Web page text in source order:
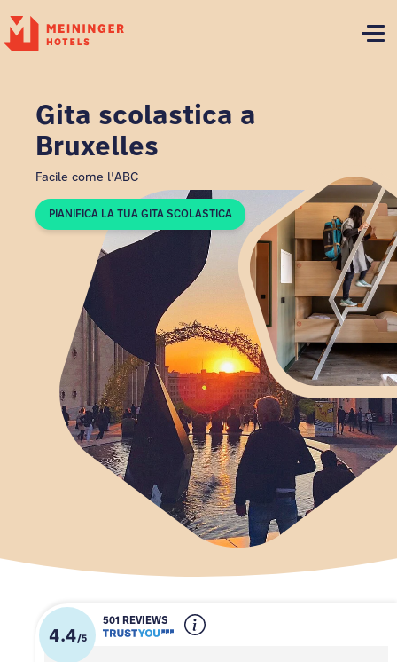
P
Gita scolastica a
Bruxelles
Facile come l'ABC
PIANIFICA LA TUA GITA SCOLASTICA
4.4/5
501 REVIEWS